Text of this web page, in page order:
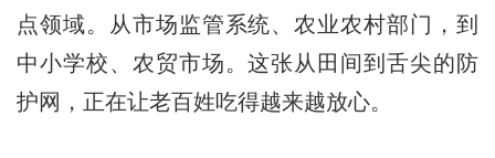
点领域。从市场监管系统、农业农村部门，到
中小学校、农贸市场。这张从田间到舌尖的防
护网，正在让老百姓吃得越来越放心。